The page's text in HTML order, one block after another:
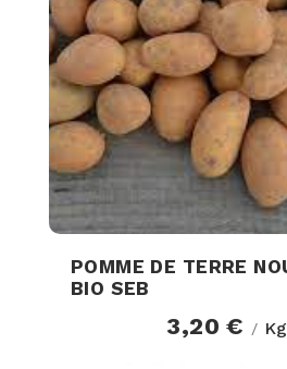
POMME DE TERRE
BIO SEB
3,20 € / Kg